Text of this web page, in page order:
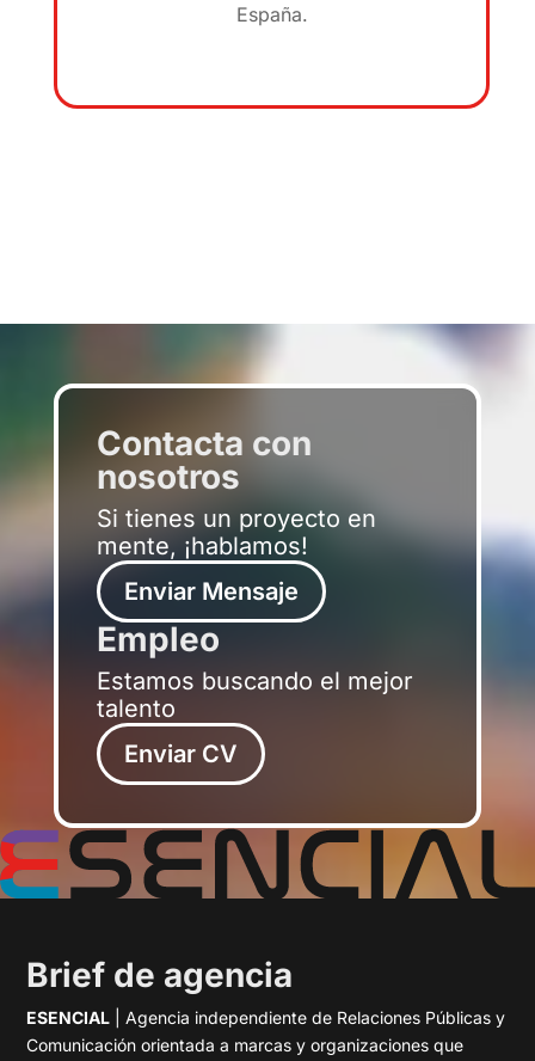
España.
Contacta con
nosotros
Si tienes un proyecto en
mente, ¡hablamos!
Enviar Mensaje
Empleo
Estamos buscando el mejor
talento
Enviar CV
Brief de agencia
ESENCIAL | Agencia independiente de Relaciones Públicas y
Comunicación orientada a marcas y organizaciones que